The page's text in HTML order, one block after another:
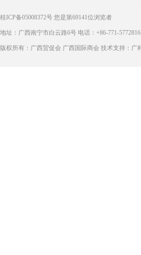
桂ICP备05008372号 您是第69141位浏览者
地址：广西南宁市白云路6号 电话：+86-771-
版权所有：广西贸促会 广西国际商会 技术支持：广